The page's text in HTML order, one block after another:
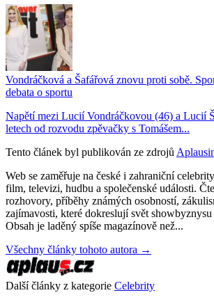
Vondráčková a Šafářová znovu proti sobě.
debata o sportu
Napětí mezi Lucií Vondráčkovou (46) a Lucií
letech od rozvodu zpěvačky s Tomášem...
Tento článek byl publikován ze zdrojů
Web se zaměřuje na české i zahraniční
film, televizi, hudbu a společenské události.
rozhovory, příběhy známých osobností,
zajímavosti, které dokreslují svět
Obsah je laděný spíše magazínově než...
Všechny články tohoto autora →
Další články z kategorie Celebrity